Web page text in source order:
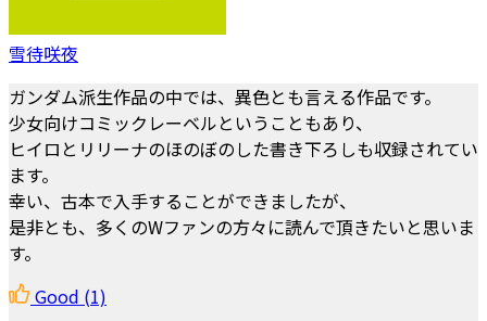
雪待咲夜
ガンダム派生作品の中では、異色とも言える作品です。
少女向けコミックレーベルということもあり、
ヒイロとリリーナのほのぼのした書き下ろしも収録されてい
ます。
幸い、古本で入手することができましたが、
是非とも、多くのWファンの方々に読んで頂きたいと思いま
す。
Good (1)